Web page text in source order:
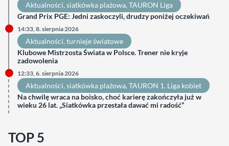
Aktualności, siatkówka plażowa, TAURON Liga
Grand Prix PGE: Jedni zaskoczyli, drudzy poniżej oczekiwań
14:33, 8. sierpnia 2026
Aktualności, turnieje światowe
Klubowe Mistrzosta Świata w Polsce. Trener nie kryje
zadowolenia
12:33, 6. sierpnia 2026
Aktualności, siatkówka plażowa, TAURON 1. Liga kobiet
Na chwilę wraca na boisko, choć karierę zakończyła już w
wieku 26 lat. „Siatkówka przestała dawać mi radość”
TOP 5